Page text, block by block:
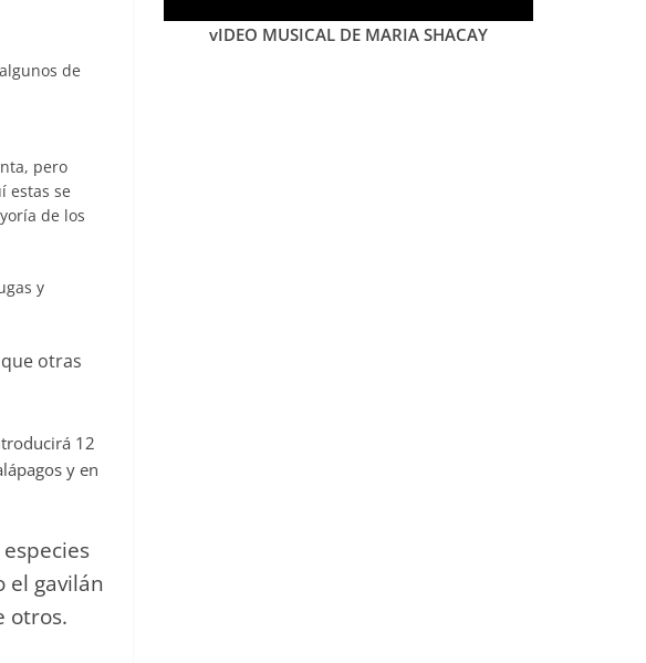
de
pero
estas se
de los
y
otras
12
y en
el gavilán
otros.
vIDEO MUSICAL DE MARIA SHACAY